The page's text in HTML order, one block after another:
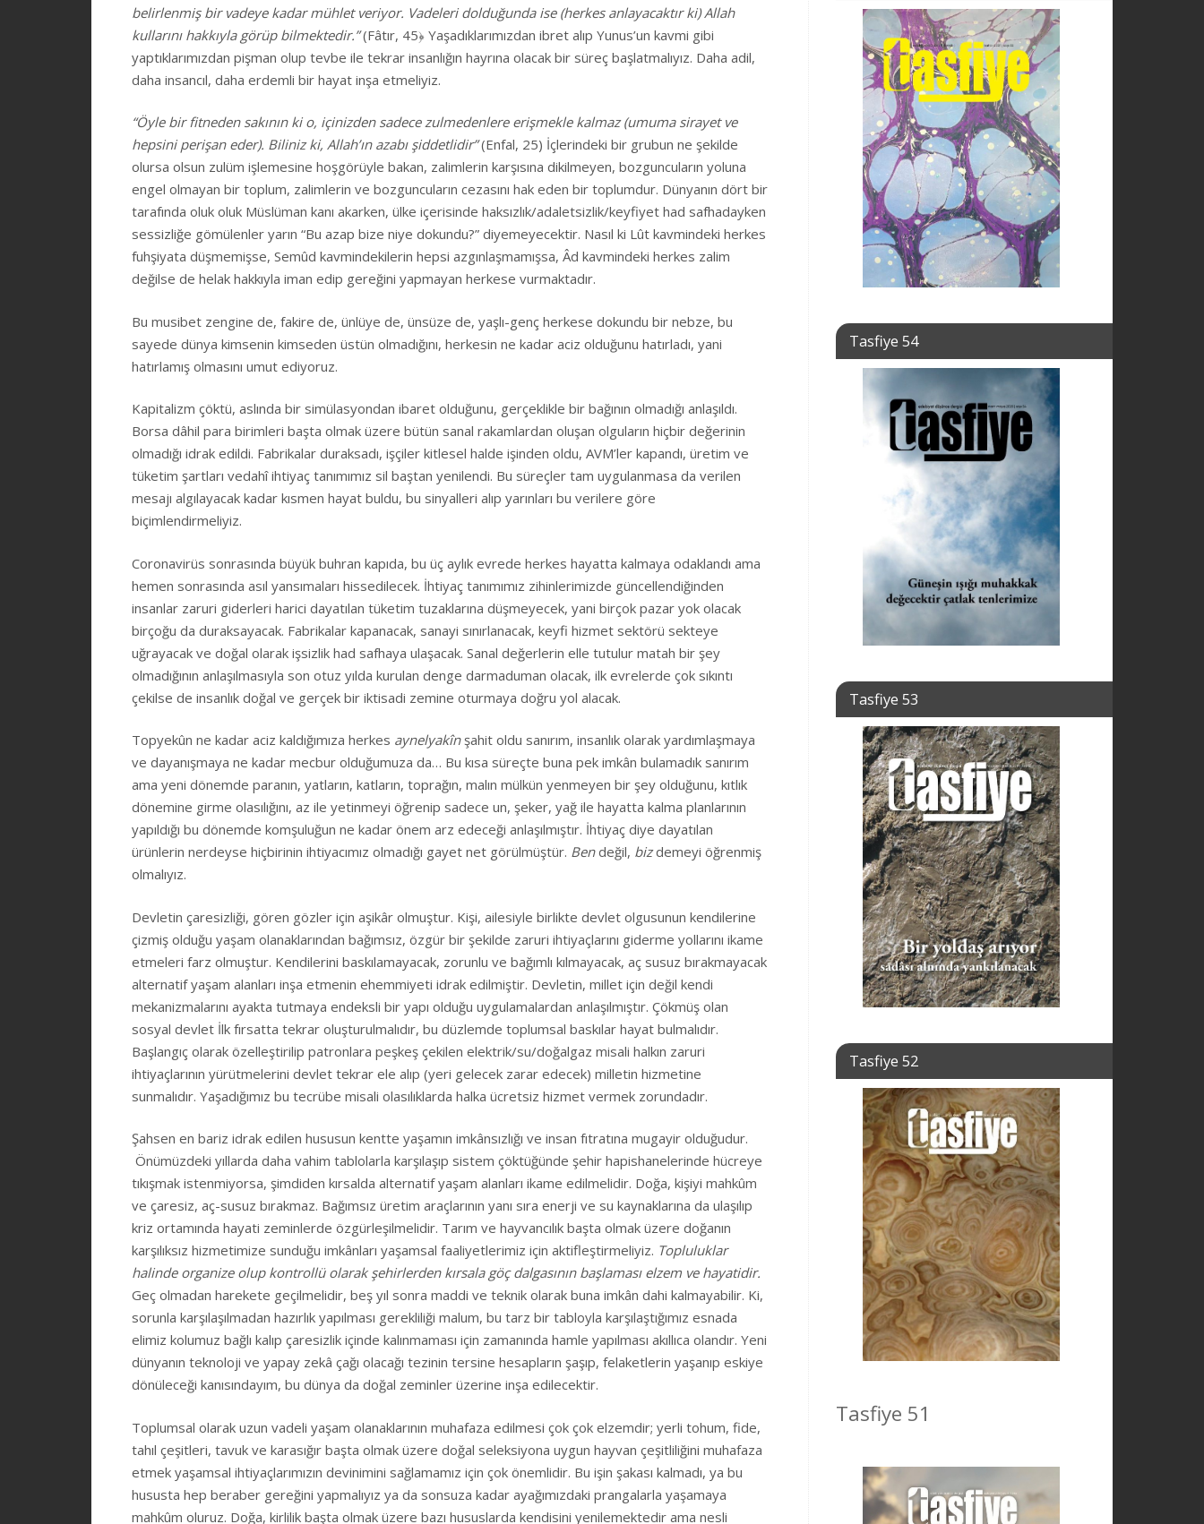
belirlenmiş bir vadeye kadar mühlet veriyor. Vadeleri dolduğunda ise (herkes anlayacaktır ki) Allah
kullarını hakkıyla görüp bilmektedir.”(Fâtır, 45﴿ Yaşadıklarımızdan ibret alıp Yunus’un kavmi gibi
yaptıklarımızdan pişman olup tevbe ile tekrar insanlığın hayrına olacak bir süreç başlatmalıyız. Daha adil,
daha insancıl, daha erdemli bir hayat inşa etmeliyiz.
“Öyle bir fitneden sakının ki o, içinizden sadece zulmedenlere erişmekle kalmaz (umuma sirayet ve
hepsini perişan eder). Biliniz ki, Allah’ın azabı şiddetlidir”(Enfal, 25) İçlerindeki bir grubun ne şekilde
olursa olsun zulüm işlemesine hoşgörüyle bakan, zalimlerin karşısına dikilmeyen, bozguncuların yoluna
engel olmayan bir toplum, zalimlerin ve bozguncuların cezasını hak eden bir toplumdur. Dünyanın dört bir
tarafında oluk oluk Müslüman kanı akarken, ülke içerisinde haksızlık/adaletsizlik/keyfiyet had safhadayken
sessizliğe gömülenler yarın “Bu azap bize niye dokundu?” diyemeyecektir. Nasıl ki Lût kavmindeki herkes
fuhşiyata düşmemişse, Semûd kavmindekilerin hepsi azgınlaşmamışsa, Âd kavmindeki herkes zalim
değilse de helak hakkıyla iman edip gereğini yapmayan herkese vurmaktadır.
Bu musibet zengine de, fakire de, ünlüye de, ünsüze de, yaşlı-genç herkese dokundu bir nebze, bu
sayede dünya kimsenin kimseden üstün olmadığını, herkesin ne kadar aciz olduğunu hatırladı, yani
hatırlamış olmasını umut ediyoruz.
Kapitalizm çöktü, aslında bir simülasyondan ibaret olduğunu, gerçeklikle bir bağının olmadığı anlaşıldı.
Borsa dâhil para birimleri başta olmak üzere bütün sanal rakamlardan oluşan olguların hiçbir değerinin
olmadığı idrak edildi. Fabrikalar duraksadı, işçiler kitlesel halde işinden oldu, AVM’ler kapandı, üretim ve
tüketim şartları vedahî ihtiyaç tanımımız sil baştan yenilendi. Bu süreçler tam uygulanmasa da verilen
mesajı algılayacak kadar kısmen hayat buldu, bu sinyalleri alıp yarınları bu verilere göre
biçimlendirmeliyiz.
Coronavirüs sonrasında büyük buhran kapıda, bu üç aylık evrede herkes hayatta kalmaya odaklandı ama
hemen sonrasında asıl yansımaları hissedilecek. İhtiyaç tanımımız zihinlerimizde güncellendiğinden
insanlar zaruri giderleri harici dayatılan tüketim tuzaklarına düşmeyecek, yani birçok pazar yok olacak
birçoğu da duraksayacak. Fabrikalar kapanacak, sanayi sınırlanacak, keyfi hizmet sektörü sekteye
uğrayacak ve doğal olarak işsizlik had safhaya ulaşacak. Sanal değerlerin elle tutulur matah bir şey
olmadığının anlaşılmasıyla son otuz yılda kurulan denge darmaduman olacak, ilk evrelerde çok sıkıntı
çekilse de insanlık doğal ve gerçek bir iktisadi zemine oturmaya doğru yol alacak.
Topyekûn ne kadar aciz kaldığımıza herkes aynelyakînşahit oldu sanırım, insanlık olarak yardımlaşmaya
ve dayanışmaya ne kadar mecbur olduğumuza da… Bu kısa süreçte buna pek imkân bulamadık sanırım
ama yeni dönemde paranın, yatların, katların, toprağın, malın mülkün yenmeyen bir şey olduğunu, kıtlık
dönemine girme olasılığını, az ile yetinmeyi öğrenip sadece un, şeker, yağ ile hayatta kalma planlarının
yapıldığı bu dönemde komşuluğun ne kadar önem arz edeceği anlaşılmıştır. İhtiyaç diye dayatılan
ürünlerin nerdeyse hiçbirinin ihtiyacımız olmadığı gayet net görülmüştür. Bendeğil, bizdemeyi öğrenmiş
olmalıyız.
Devletin çaresizliği, gören gözler için aşikâr olmuştur. Kişi, ailesiyle birlikte devlet olgusunun kendilerine
çizmiş olduğu yaşam olanaklarından bağımsız, özgür bir şekilde zaruri ihtiyaçlarını giderme yollarını ikame
etmeleri farz olmuştur. Kendilerini baskılamayacak, zorunlu ve bağımlı kılmayacak, aç susuz bırakmayacak
alternatif yaşam alanları inşa etmenin ehemmiyeti idrak edilmiştir. Devletin, millet için değil kendi
mekanizmalarını ayakta tutmaya endeksli bir yapı olduğu uygulamalardan anlaşılmıştır. Çökmüş olan
sosyal devlet İlk fırsatta tekrar oluşturulmalıdır, bu düzlemde toplumsal baskılar hayat bulmalıdır.
Başlangıç olarak özelleştirilip patronlara peşkeş çekilen elektrik/su/doğalgaz misali halkın zaruri
ihtiyaçlarının yürütmelerini devlet tekrar ele alıp (yeri gelecek zarar edecek) milletin hizmetine
sunmalıdır. Yaşadığımız bu tecrübe misali olasılıklarda halka ücretsiz hizmet vermek zorundadır.
Şahsen en bariz idrak edilen hususun kentte yaşamın imkânsızlığı ve insan fıtratına mugayir olduğudur.
Önümüzdeki yıllarda daha vahim tablolarla karşılaşıp sistem çöktüğünde şehir hapishanelerinde hücreye
tıkışmak istenmiyorsa, şimdiden kırsalda alternatif yaşam alanları ikame edilmelidir. Doğa, kişiyi mahkûm
ve çaresiz, aç-susuz bırakmaz. Bağımsız üretim araçlarının yanı sıra enerji ve su kaynaklarına da ulaşılıp
kriz ortamında hayati zeminlerde özgürleşilmelidir. Tarım ve hayvancılık başta olmak üzere doğanın
karşılıksız hizmetimize sunduğu imkânları yaşamsal faaliyetlerimiz için aktifleştirmeliyiz. Topluluklar
halinde organize olup kontrollü olarak şehirlerden kırsala göç dalgasının başlaması elzem ve hayatidir.
Geç olmadan harekete geçilmelidir, beş yıl sonra maddi ve teknik olarak buna imkân dahi kalmayabilir. Ki,
sorunla karşılaşılmadan hazırlık yapılması gerekliliği malum, bu tarz bir tabloyla karşılaştığımız esnada
elimiz kolumuz bağlı kalıp çaresizlik içinde kalınmaması için zamanında hamle yapılması akıllıca olandır. Yeni
dünyanın teknoloji ve yapay zekâ çağı olacağı tezinin tersine hesapların şaşıp, felaketlerin yaşanıp eskiye
dönüleceği kanısındayım, bu dünya da doğal zeminler üzerine inşa edilecektir.
Toplumsal olarak uzun vadeli yaşam olanaklarının muhafaza edilmesi çok çok elzemdir; yerli tohum, fide,
tahıl çeşitleri, tavuk ve karasığır başta olmak üzere doğal seleksiyona uygun hayvan çeşitliliğini muhafaza
etmek yaşamsal ihtiyaçlarımızın devinimini sağlamamız için çok önemlidir. Bu işin şakası kalmadı, ya bu
hususta hep beraber gereğini yapmalıyız ya da sonsuza kadar ayağımızdaki prangalarla yaşamaya
mahkûm oluruz. Doğa, kirlilik başta olmak üzere bazı hususlarda kendisini yenilemektedir ama nesli
Tasfiye 54
Tasfiye 53
Tasfiye 52
Tasfiye 51